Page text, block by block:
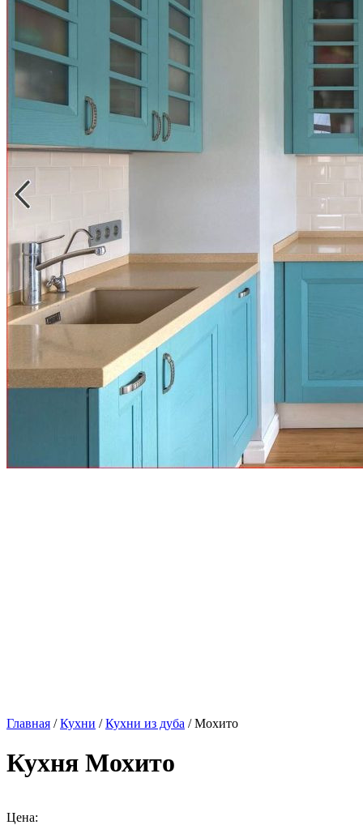
Главная /Кухни /Кухни из дуба / Мохито
Кухня Мохито
Цена: